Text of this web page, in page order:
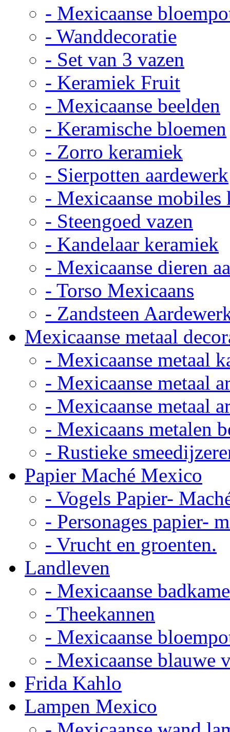
- Mexicaanse
- Wanddecoratie
- Set van 3 vazen
- Keramiek Fruit
- Mexicaanse beelden
- Keramische bloemen
- Zorro keramiek
- Sierpotten aardewerk
- Mexicaanse mobiles
- Steengoed vazen
- Kandelaar keramiek
- Mexicaanse dieren
- Torso Mexicaans
- Zandsteen
Mexicaanse metaal
- Mexicaanse metaal
- Mexicaanse metaal
- Mexicaanse metaal
- Mexicaans metalen
- Rustieke
Papier Maché Mexico
- Vogels Papier-
- Personages papier-
- Vrucht en groenten.
Landleven
- Mexicaanse
- Theekannen
- Mexicaanse
- Mexicaanse blauwe
Frida Kahlo
Lampen Mexico